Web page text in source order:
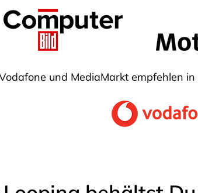
und MediaMarkt empfehlen